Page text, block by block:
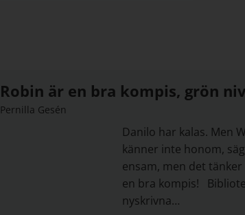
Robin är en bra kompis, grön
Pernilla Gesén
Danilo har kalas. Men
känner inte honom,
ensam, men det
en bra kompis!
nyskrivna…